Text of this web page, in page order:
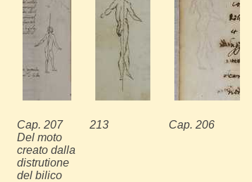
Cap. 207
Del moto
creato dalla
distrutione
del bilico
213 Cap. 206